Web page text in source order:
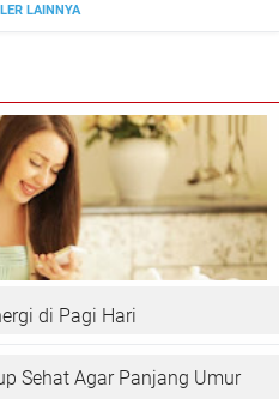
LAINNYA
di Pagi Hari
Sehat Agar Panjang Umur